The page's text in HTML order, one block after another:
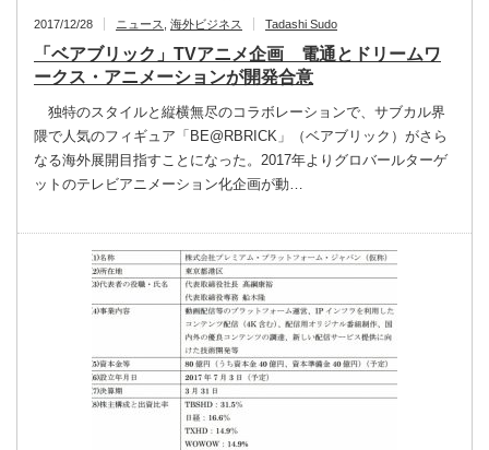
2017/12/28 ニュース 海外ビジネス Tadashi Sudo
「ベアブリック」TVアニメ企画 電通とドリームワ
ークス・アニメーションが開発合意
独特のスタイルと縦横無尽のコラボレーションで、サブカル界
隈で人気のフィギュア「BE@RBRICK」（ベアブリック）がさら
なる海外展開目指すことになった。2017年よりグロバールターゲ
ットのテレビアニメーション化企画が動…